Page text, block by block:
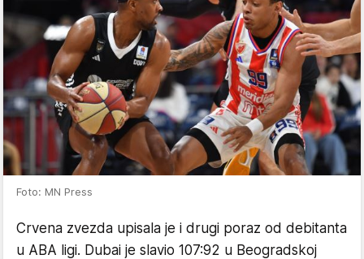
Foto: MN Press
Crvena zvezda upisala je i drugi poraz od debitanta
u ABA ligi. Dubai je slavio 107:92 u Beogradskoj